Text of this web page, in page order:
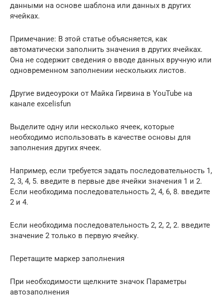
данными на основе шаблона или данных в других
ячейках.
Примечание: В этой статье объясняется, как
автоматически заполнить значения в других ячейках.
Она не содержит сведения о вводе данных вручную или
одновременном заполнении нескольких листов.
Другие видеоуроки от Майка Гирвина в YouTube на
канале excelisfun
Выделите одну или несколько ячеек, которые
необходимо использовать в качестве основы для
заполнения других ячеек.
Например, если требуется задать последовательность 1,
2, 3, 4, 5. введите в первые две ячейки значения 1 и 2.
Если необходима последовательность 2, 4, 6, 8. введите
2 и 4.
Если необходима последовательность 2, 2, 2, 2. введите
значение 2 только в первую ячейку.
Перетащите маркер заполнения
При необходимости щелкните значок Параметры
автозаполнения